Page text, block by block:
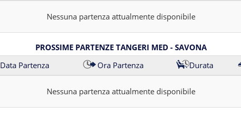
Nessuna partenza attualmente disponibile
PROSSIME PARTENZE TANGERI MED - SAVONA
Data Partenza Ora Partenza Durata
Nessuna partenza attualmente disponibile